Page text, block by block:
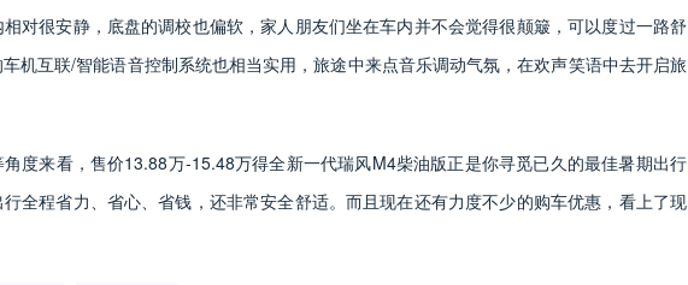
对很安静，底盘的调校也偏软，家人朋友们坐在车内并不会觉得很颠簸，可以度过一路舒
机互联/智能语音控制系统也相当实用，旅途中来点音乐调动气氛，在欢声笑语中去开启旅
度来看，售价13.88万-15.48万得全新一代瑞风M4柴油版正是你寻觅已久的最佳暑期出行
全程省力、省心、省钱，还非常安全舒适。而且现在还有力度不少的购车优惠，看上了现